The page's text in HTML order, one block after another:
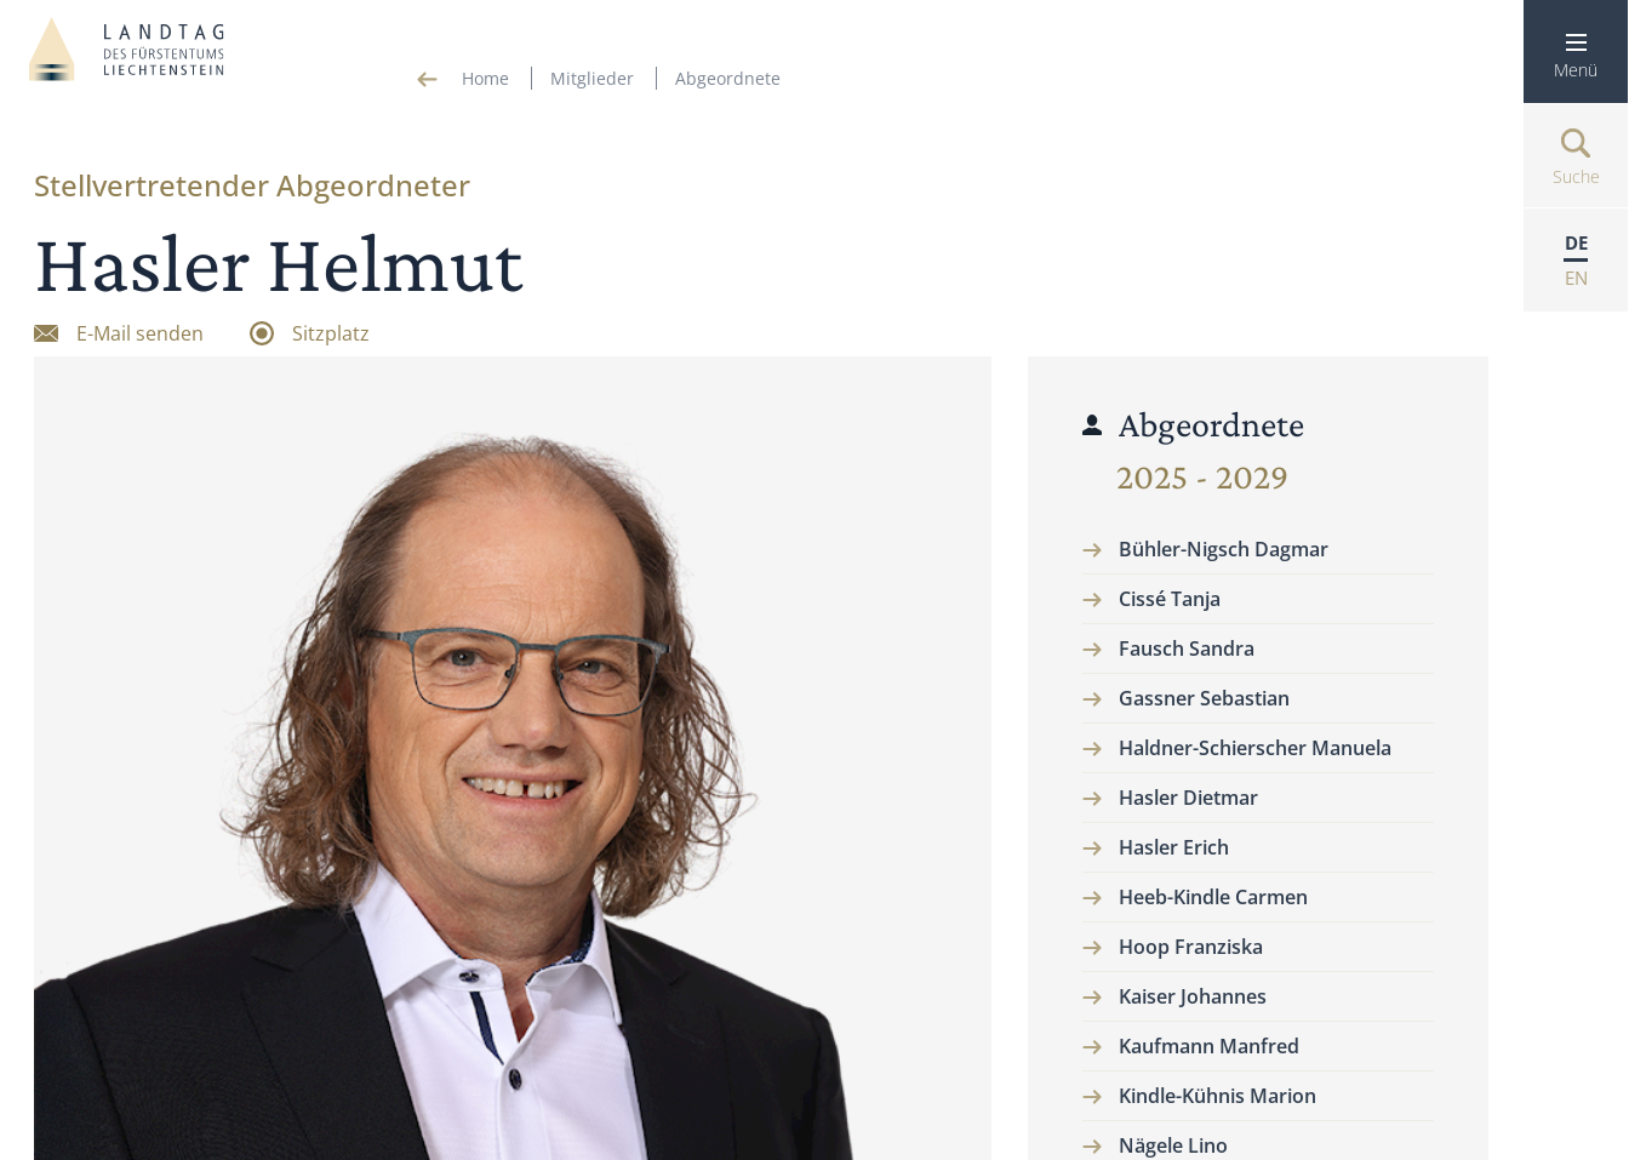
Home Mitglieder Abgeordnete Menü
Suche
DE
EN
Stellvertretender Abgeordneter
Hasler Helmut
E-Mail senden Sitzplatz
Abgeordnete
2025 - 2029
Bühler-Nigsch Dagmar
Cissé Tanja
Fausch Sandra
Gassner Sebastian
Haldner-Schierscher Manuela
Hasler Dietmar
Hasler Erich
Heeb-Kindle Carmen
Hoop Franziska
Kaiser Johannes
Kaufmann Manfred
Kindle-Kühnis Marion
Nägele Lino